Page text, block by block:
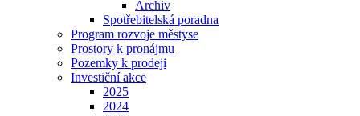
Archiv
Spotřebitelská poradna
Program rozvoje městyse
Prostory k pronájmu
Pozemky k prodeji
Investiční akce
2025
2024